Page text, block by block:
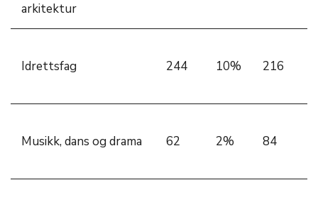
arkitektur
Idrettsfag 244 10% 216
Musikk, dans og drama 62 2% 84